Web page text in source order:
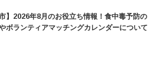
市】2026年8月のお役立ち情報！食中毒予防の
ボランティアマッチングカレンダーについて